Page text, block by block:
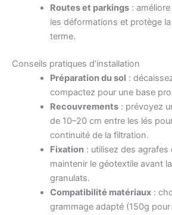
Routes et parkings: améliore
les déformations et protège
terme.
Conseils pratiques d’installation
Préparation du sol :
compactez pour une base
Recouvrements: prévoyez
de 10–20 cm entre les lés
continuité de la filtration.
Fixation: utilisez des agrafes
maintenir le géotextile avant
granulats.
Compatibilité matériaux:
grammage adapté (150g